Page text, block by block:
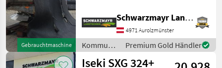
Gebrauchtmaschine
Schieberöffnung - mit
Beleuchtung / Blinkanlage -
mit 2 LED B
Schwarzmayr Landtechnik GmbH - Aurolzmünster
4971 Aurolzmünster
Kommunalgeräte
/ Landgut
Premium Gold Händler
Iseki SXG 324+